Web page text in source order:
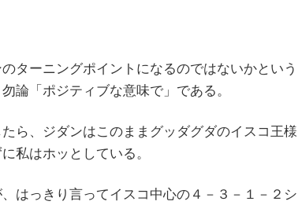
ターニングポイントになるのではないかという
論「ポジティブな意味で」である。
ら、ジダンはこのままグッダグダのイスコ王様
私はホッとしている。
はっきり言ってイスコ中心の４－３－１－２シ